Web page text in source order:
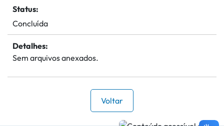
Status:
Concluída
Detalhes:
Sem arquivos anexados.
Voltar